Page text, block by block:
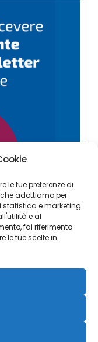
le tue preferenze di
adottiamo per
statistica e marketing.
e al
fai riferimento
le tue scelte in